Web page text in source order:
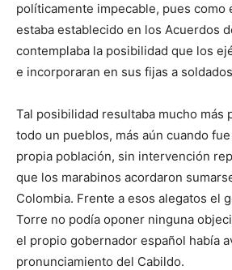
políticamente impecable, pues como
estaba establecido en los Acuerdos
contemplaba la posibilidad que los
e incorporaran en sus fijas a
Tal posibilidad resultaba mucho más
todo un pueblos, más aún cuando
propia población, sin intervención
que los marabinos acordaron
Colombia. Frente a esos alegatos el
Torre no podía oponer ninguna
el propio gobernador español había
pronunciamiento del Cabildo.